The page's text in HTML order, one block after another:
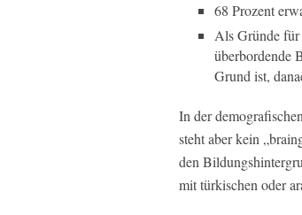
68 Prozent
Als Gründe für
überbordende
Grund ist,
In der
steht aber kein
den
mit türkischen oder